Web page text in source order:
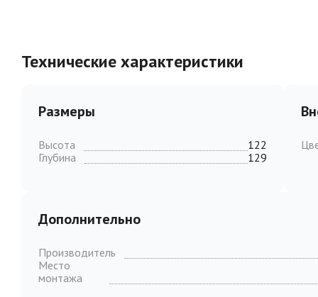
Технические характеристики
Размеры
Высота
122
Глубина
129
Дополнительно
Производитель
Место
монтажа